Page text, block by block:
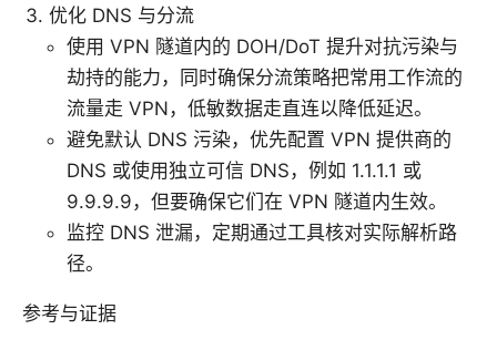
优化 DNS 与分流
使用 VPN 隧道内的 DOH/DoT 提升对抗污染与
劫持的能力，同时确保分流策略把常用工作流的
流量走 VPN，低敏数据走直连以降低延迟。
避免默认 DNS 污染，优先配置 VPN 提供商的
DNS 或使用独立可信 DNS，例如 1.1.1.1 或
9.9.9.9，但要确保它们在 VPN 隧道内生效。
监控 DNS 泄漏，定期通过工具核对实际解析路
径。
参考与证据